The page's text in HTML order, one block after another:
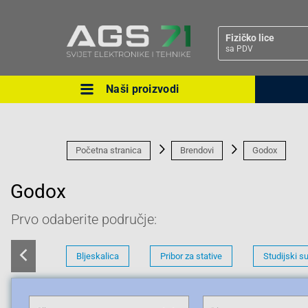
Fizičko lice
sa PDV
Ova postavka prilagođava
Pravno lice
Naši proizvodi
Početna stranica Brendovi Godox
Godox
Prvo odaberite područje:
Bljeskalica Pribor za stative Studijski